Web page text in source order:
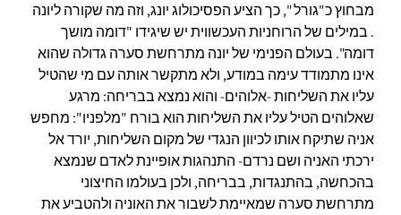
מבחוץ כ"גורל ", כך הציע הפסיכולוג יונג, וזה מה שקורה ליונה
. במילים של הרוחניות העכשווית יש שיגידו "דומה מושך
דומה". בעולם הפנימי של יונה מתרחשת סערה גדולה שהוא
אינו מתמודד עימה במודע, ולא מתקשר אותה עם מי שהטיל
עליו את השליחות -אלוהים- והוא נמצא בבריחה: מרגע
שאלוהים הטיל עליו את השליחות הוא בורח "מלפניו": מחפש
אניה שתיקח אותו לכיוון הנגדי של מקום השליחות, יורד אל
ירכתי האניה ושם נרדם- התנהגות אופיינת לאדם שנמצא
בהכחשה, בהתנגדות, בבריחה, ולכן בעולמו החיצוני
מתרחשת סערה שמאיימת לשבור את האוניה ולהטביע את